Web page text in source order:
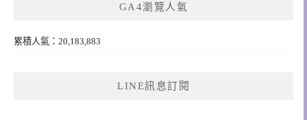
GA4瀏覽人氣
累積人氣：20,183,883
LINE訊息訂閱